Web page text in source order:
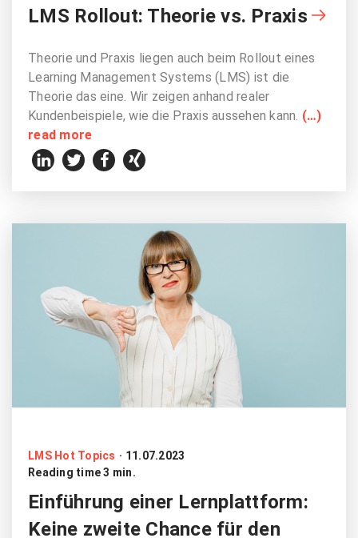
LMS Rollout: Theorie vs. Praxis
Theorie und Praxis liegen auch beim Rollout eines
Learning Management Systems (LMS) ist die
Theorie das eine. Wir zeigen anhand realer
Kundenbeispiele, wie die Praxis aussehen kann. (…)
read more
LMS Hot Topics · 11.07.2023
Reading time 3 min.
Einführung einer Lernplattform:
Keine zweite Chance für den